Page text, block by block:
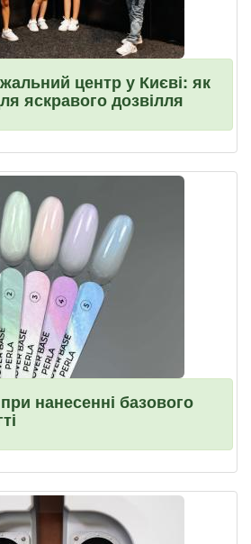
центр у Києві: як
яскравого дозвілля
нанесенні базового